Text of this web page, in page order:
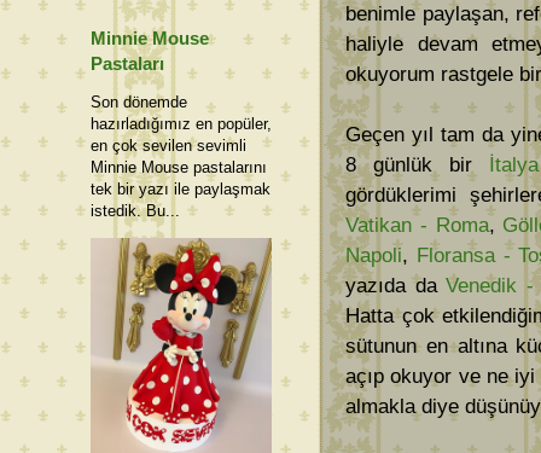
benimle paylaşan,
haliyle devam
okuyorum rastgele
Geçen yıl tam da
8 günlük bir
gördüklerimi
Vatikan - Roma,
Napoli, Floransa -
yazıda daVenedik -
Hatta çok
sütunun en altına
açıp okuyor ve ne
almakla diye
Minnie Mouse
Pastaları
Son dönemde
hazırladığımız en popüler,
en çok sevilen sevimli
Minnie Mouse pastalarını
tek bir yazı ile paylaşmak
istedik. Bu...